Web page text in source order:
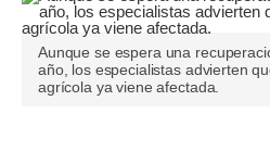
Editorial
Pregunta de hoy
Blogs
Aunque se espera una
año, los especialistas advierten
agrícola ya viene afectada.